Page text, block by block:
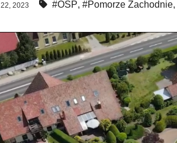
2023 #OSP, #Pomorze Zachodnie,